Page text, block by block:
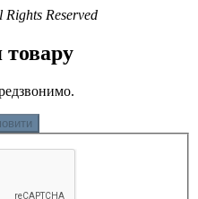
Reserved